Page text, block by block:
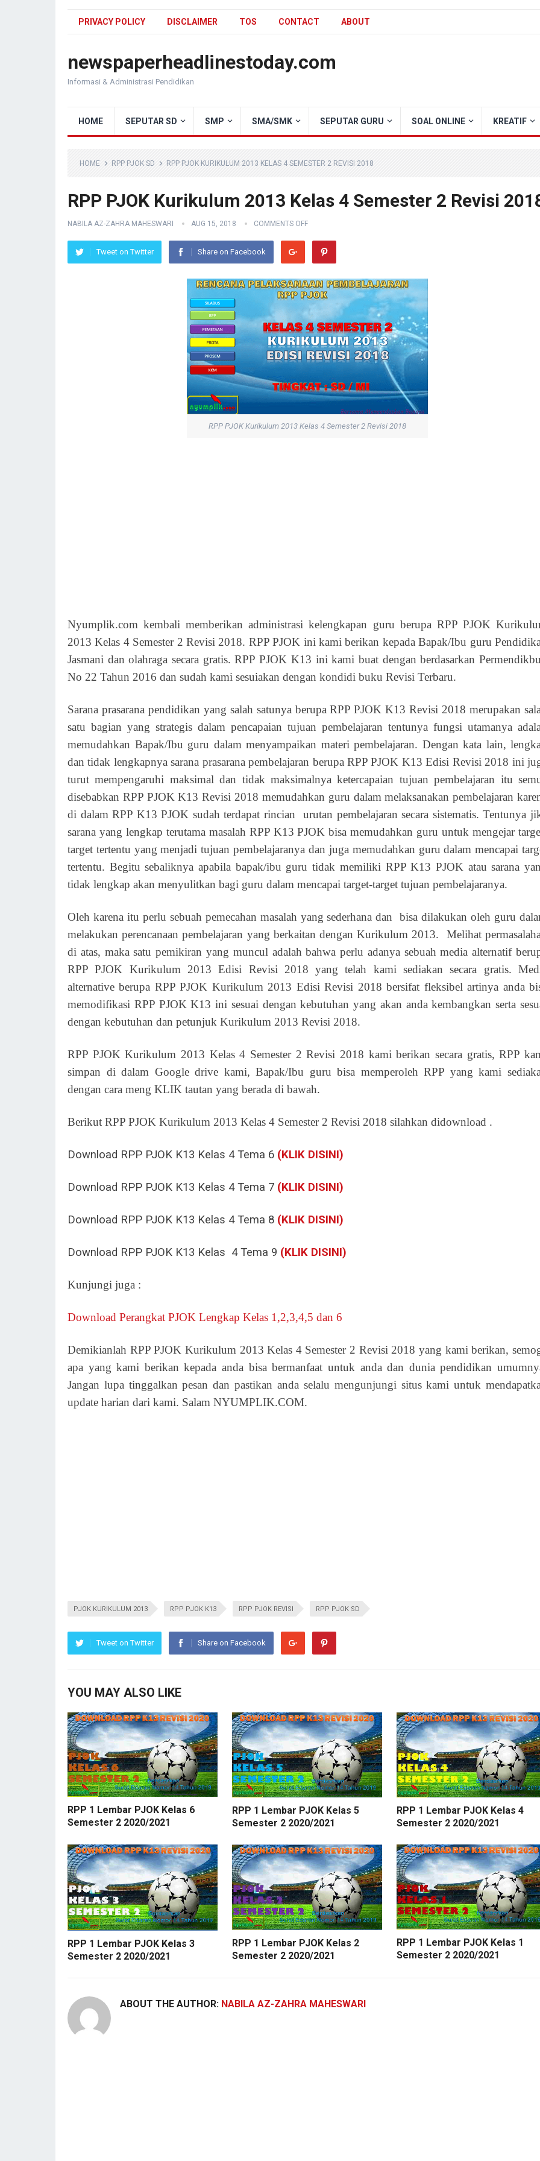
PRIVACY POLICY DISCLAIMER TOS CONTACT ABOUT
newspaperheadlinestoday.com
Informasi & Administrasi Pendidikan
HOME SEPUTAR SD SMP SMA/SMK SEPUTAR GURU SOAL ONLINE KREATIF
HOME RPP PJOK SD RPP PJOK KURIKULUM 2013 KELAS 4 SEMESTER 2 REVISI 2018
RPP PJOK Kurikulum 2013 Kelas 4 Semester 2 Revisi
NABILA AZ-ZAHRA MAHESWARI AUG 15, 2018 COMMENTS OFF
Tweet on Twitter Share on Facebook
RPP PJOK Kurikulum 2013 Kelas 4 Semester 2 Revisi 2018
Nyumplik.com kembali memberikan administrasi kelengkapan guru berupa RPP PJOK
2013 Kelas 4 Semester 2 Revisi 2018. RPP PJOK ini kami berikan kepada Bapak/Ibu guru
Jasmani dan olahraga secara gratis. RPP PJOK K13 ini kami buat dengan berdasarkan
No 22 Tahun 2016 dan sudah kami sesuiakan dengan kondidi buku Revisi Terbaru.
Sarana prasarana pendidikan yang salah satunya berupa RPP PJOK K13 Revisi 2018 merupakan
satu bagian yang strategis dalam pencapaian tujuan pembelajaran tentunya fungsi utamanya
memudahkan Bapak/Ibu guru dalam menyampaikan materi pembelajaran. Dengan kata lain,
dan tidak lengkapnya sarana prasarana pembelajaran berupa RPP PJOK K13 Edisi Revisi 2018 ini
turut mempengaruhi maksimal dan tidak maksimalnya ketercapaian tujuan pembelajaran itu
disebabkan RPP PJOK K13 Revisi 2018 memudahkan guru dalam melaksanakan pembelajaran
di dalam RPP K13 PJOK sudah terdapat rincian urutan pembelajaran secara sistematis. Tentunya
sarana yang lengkap terutama masalah RPP K13 PJOK bisa memudahkan guru untuk mengejar
target tertentu yang menjadi tujuan pembelajaranya dan juga memudahkan guru dalam mencapai
tertentu. Begitu sebaliknya apabila bapak/ibu guru tidak memiliki RPP K13 PJOK atau sarana
tidak lengkap akan menyulitkan bagi guru dalam mencapai target-target tujuan pembelajaranya.
Oleh karena itu perlu sebuah pemecahan masalah yang sederhana dan bisa dilakukan oleh guru
melakukan perencanaan pembelajaran yang berkaitan dengan Kurikulum 2013. Melihat
di atas, maka satu pemikiran yang muncul adalah bahwa perlu adanya sebuah media alternatif
RPP PJOK Kurikulum 2013 Edisi Revisi 2018 yang telah kami sediakan secara gratis.
alternative berupa RPP PJOK Kurikulum 2013 Edisi Revisi 2018 bersifat fleksibel artinya anda
memodifikasi RPP PJOK K13 ini sesuai dengan kebutuhan yang akan anda kembangkan serta
dengan kebutuhan dan petunjuk Kurikulum 2013 Revisi 2018.
RPP PJOK Kurikulum 2013 Kelas 4 Semester 2 Revisi 2018 kami berikan secara gratis, RPP
simpan di dalam Google drive kami, Bapak/Ibu guru bisa memperoleh RPP yang kami
dengan cara meng KLIK tautan yang berada di bawah.
Berikut RPP PJOK Kurikulum 2013 Kelas 4 Semester 2 Revisi 2018 silahkan didownload .
Download RPP PJOK K13 Kelas 4 Tema 6 (KLIK DISINI)
Download RPP PJOK K13 Kelas 4 Tema 7 (KLIK DISINI)
Download RPP PJOK K13 Kelas 4 Tema 8 (KLIK DISINI)
Download RPP PJOK K13 Kelas 4 Tema 9 (KLIK DISINI)
Kunjungi juga :
Download Perangkat PJOK Lengkap Kelas 1,2,3,4,5 dan 6
Demikianlah RPP PJOK Kurikulum 2013 Kelas 4 Semester 2 Revisi 2018 yang kami berikan,
apa yang kami berikan kepada anda bisa bermanfaat untuk anda dan dunia pendidikan
Jangan lupa tinggalkan pesan dan pastikan anda selalu mengunjungi situs kami untuk
update harian dari kami. Salam NYUMPLIK.COM.
PJOK KURIKULUM 2013 RPP PJOK K13 RPP PJOK REVISI RPP PJOK SD
Tweet on Twitter Share on Facebook
YOU MAY ALSO LIKE
RPP 1 Lembar PJOK Kelas 6
Semester 2 2020/2021
RPP 1 Lembar PJOK Kelas 5
Semester 2 2020/2021
RPP 1 Lembar PJOK Kelas 4
Semester 2 2020/2021
RPP 1 Lembar PJOK Kelas 3
Semester 2 2020/2021
RPP 1 Lembar PJOK Kelas 2
Semester 2 2020/2021
RPP 1 Lembar PJOK Kelas 1
Semester 2 2020/2021
ABOUT THE AUTHOR: NABILA AZ-ZAHRA MAHESWARI